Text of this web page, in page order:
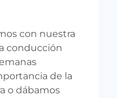
con nuestra
conducción
de la
o dábamos